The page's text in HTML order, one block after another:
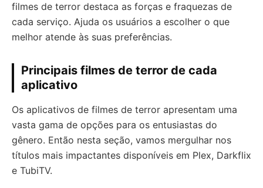
filmes de terror destaca as forças e fraquezas de
cada serviço. Ajuda os usuários a escolher o que
melhor atende às suas preferências.
Principais filmes de terror de cada
aplicativo
Os aplicativos de filmes de terror apresentam uma
vasta gama de opções para os entusiastas do
gênero. Então nesta seção, vamos mergulhar nos
títulos mais impactantes disponíveis em Plex, Darkflix
e TubiTV.